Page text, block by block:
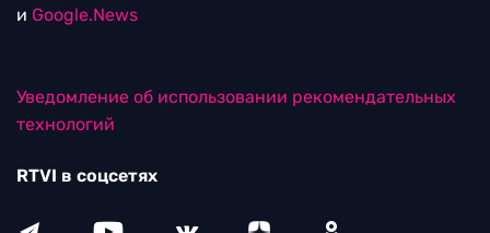
и Google.News
Уведомление об использовании рекомендательных
технологий
RTVI в соцсетях